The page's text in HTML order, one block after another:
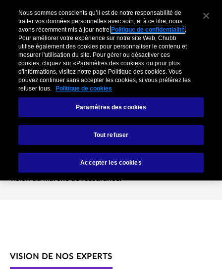
Chubb Views
Chubb Views est un rendez-vous exclusif avec les
membres de direction de Chubb, qui nous partagent leur
vision du marché de l'assurance.
VISION DE NOS EXPERTS
Nous sommes conscients qu’il est de notre responsabilité de
traiter vos données personnelles avec soin, et à ce titre, nous
avons récemment mis à jour notre Politique de confidentialité.
Pour améliorer votre expérience sur notre site Web, Chubb
utilise également des cookies pour personnaliser le contenu et
mesurer l'utilisation du site. Pour gérer ou désactiver ces
cookies, cliquez sur «Paramètres des cookies» ou pour plus
d'informations, visitez notre page Politique des cookies. Vous
pouvez continuer sans accepter les cookies, si vous préférez les
refuser tous.
Politique de cookies
Paramètres des cookies
Tout refuser
Accepter les cookies